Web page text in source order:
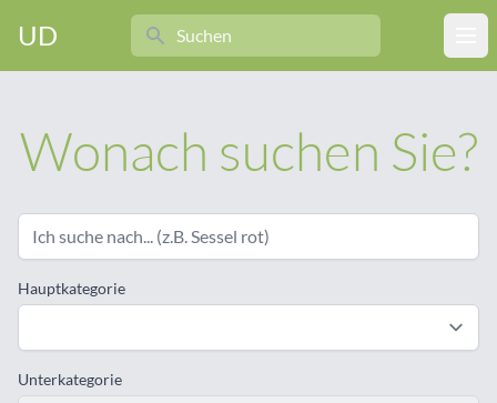
UD
Search
Wonach suchen Sie?
Hauptkategorie
Unterkategorie